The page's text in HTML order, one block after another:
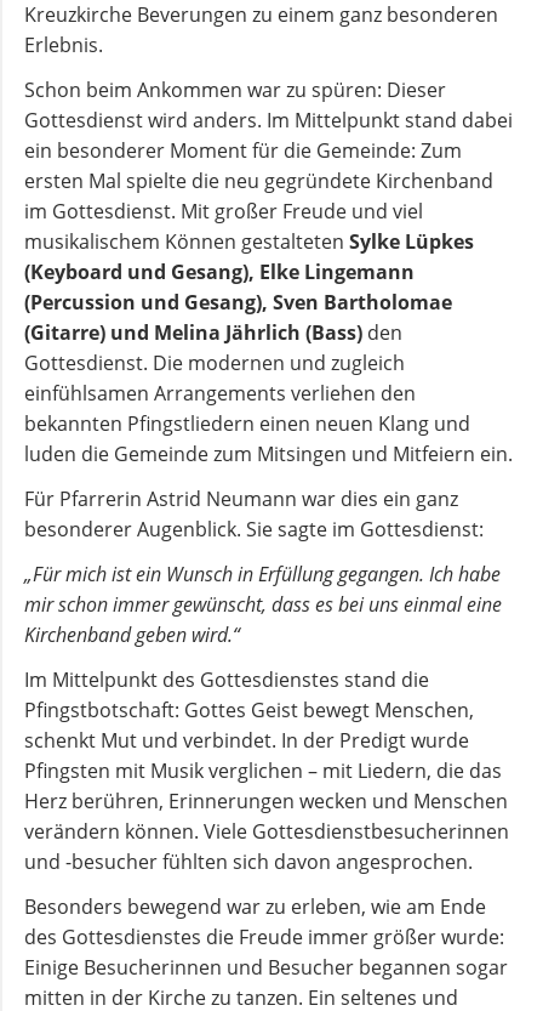
Kreuzkirche Beverungen zu einem ganz besonderen
Erlebnis.
Schon beim Ankommen war zu spüren: Dieser
Gottesdienst wird anders. Im Mittelpunkt stand dabei
ein besonderer Moment für die Gemeinde: Zum
ersten Mal spielte die neu gegründete Kirchenband
im Gottesdienst. Mit großer Freude und viel
musikalischem Können gestalteten Sylke Lüpkes
(Keyboard und Gesang), Elke Lingemann
(Percussion und Gesang), Sven Bartholomae
(Gitarre) und Melina Jährlich (Bass) den
Gottesdienst. Die modernen und zugleich
einfühlsamen Arrangements verliehen den
bekannten Pfingstliedern einen neuen Klang und
luden die Gemeinde zum Mitsingen und Mitfeiern ein.
Für Pfarrerin Astrid Neumann war dies ein ganz
besonderer Augenblick. Sie sagte im Gottesdienst:
„Für mich ist ein Wunsch in Erfüllung gegangen. Ich habe
mir schon immer gewünscht, dass es bei uns einmal eine
Kirchenband geben wird.“
Im Mittelpunkt des Gottesdienstes stand die
Pfingstbotschaft: Gottes Geist bewegt Menschen,
schenkt Mut und verbindet. In der Predigt wurde
Pfingsten mit Musik verglichen – mit Liedern, die das
Herz berühren, Erinnerungen wecken und Menschen
verändern können. Viele Gottesdienstbesucherinnen
und -besucher fühlten sich davon angesprochen.
Besonders bewegend war zu erleben, wie am Ende
des Gottesdienstes die Freude immer größer wurde:
Einige Besucherinnen und Besucher begannen sogar
mitten in der Kirche zu tanzen. Ein seltenes und